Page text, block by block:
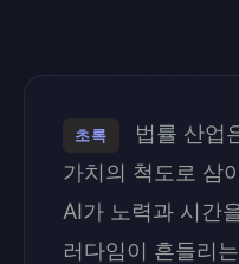
초록
법률 산업
가치의 척도로 삼
AI가 노력과 시간
러다임이 흔들리